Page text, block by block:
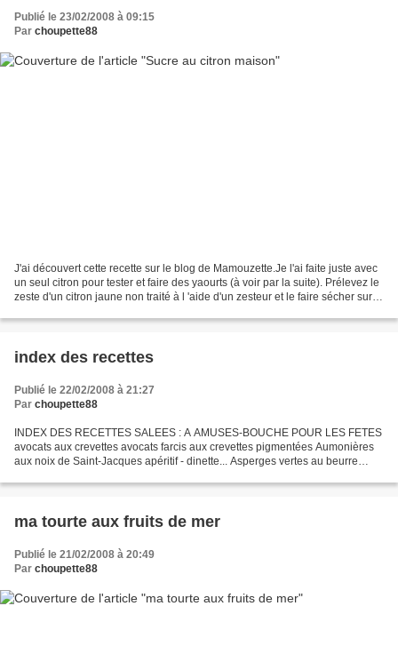
Publié le 23/02/2008 à 09:15
Par choupette88
J'ai découvert cette recette sur le blog de Mamouzette.Je l'ai faite juste avec
un seul citron pour tester et faire des yaourts (à voir par la suite). Prélevez le
zeste d'un citron jaune non traité à l 'aide d'un zesteur et le faire sécher sur la
index des recettes
Publié le 22/02/2008 à 21:27
Par choupette88
INDEX DES RECETTES SALEES : A AMUSES-BOUCHE POUR LES FETES
avocats aux crevettes avocats farcis aux crevettes pigmentées Aumonières
aux noix de Saint-Jacques apéritif - dinette... Asperges vertes au beurre
ma tourte aux fruits de mer
Publié le 21/02/2008 à 20:49
Par choupette88